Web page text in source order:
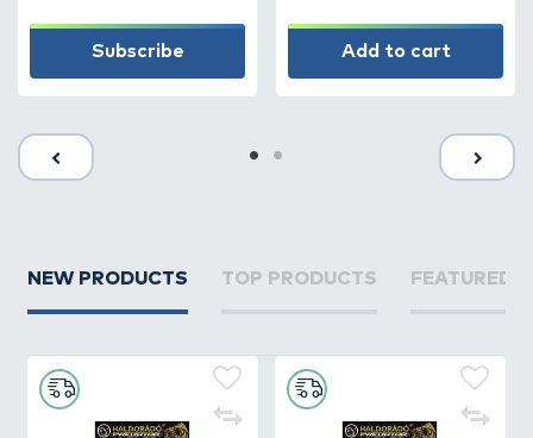
Subscribe Add to cart
NEW PRODUCTS TOP PRODUCTS FEATURED